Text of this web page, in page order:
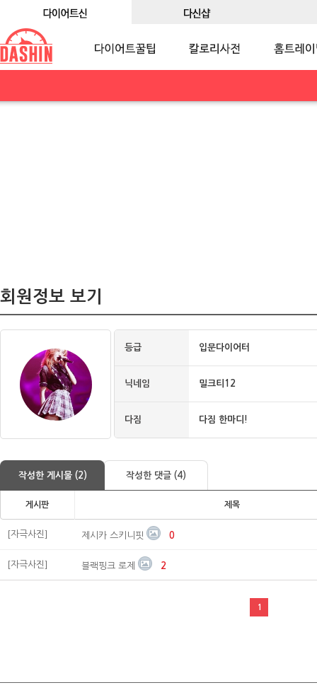
회원정보 보기
등급 입문다이어터
닉네임 밀크티12
다짐 다짐 한마디!
작성한 게시물 (2) 작성한 댓글 (4)
게시판 제목
[자극사진] 제시카 스키니핏 0
[자극사진] 블랙핑크 로제 2
1